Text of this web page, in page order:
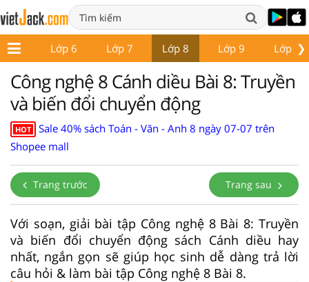
❯
5 Lớp 6 Lớp 7 Lớp 8 Lớp 9 Lớp 10
Công nghệ 8 Cánh diều Bài 8: Truyền
và biến đổi chuyển động
HOT
Sale 40% sách Toán - Văn - Anh 8 ngày 07-07 trên
Shopee mall
Trang trước Trang sau
Với soạn, giải bài tập Công nghệ 8 Bài 8: Truyền
và biến đổi chuyển động sách Cánh diều hay
nhất, ngắn gọn sẽ giúp học sinh dễ dàng trả lời
câu hỏi & làm bài tập Công nghệ 8 Bài 8.